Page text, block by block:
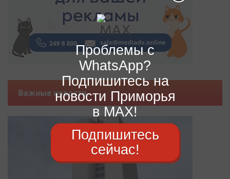
Важные новости
Проблемы с
WhatsApp?
Подпишитесь на
новости Приморья
в MAX!
Подпишитесь
сейчас!